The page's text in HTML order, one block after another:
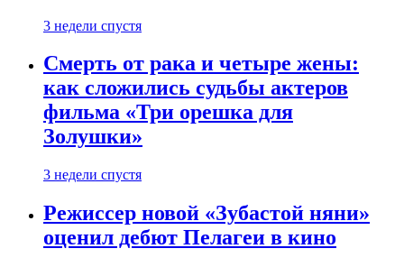
3 недели спустя
Смерть от рака и четыре жены:
как сложились судьбы актеров
фильма «Три орешка для
Золушки»
3 недели спустя
Режиссер новой «Зубастой няни»
оценил дебют Пелагеи в кино